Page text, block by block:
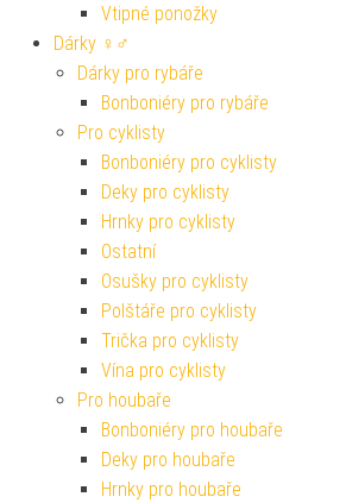
Vtipné ponožky
Dárky ♀♂
Dárky pro rybáře
Bonboniéry pro rybáře
Pro cyklisty
Bonboniéry pro cyklisty
Deky pro cyklisty
Hrnky pro cyklisty
Ostatní
Osušky pro cyklisty
Polštáře pro cyklisty
Trička pro cyklisty
Vína pro cyklisty
Pro houbaře
Bonboniéry pro houbaře
Deky pro houbaře
Hrnky pro houbaře